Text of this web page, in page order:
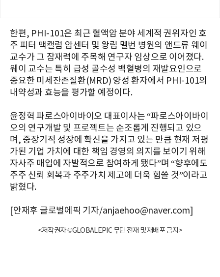
한편, PHI-101은 최근 혈액암 분야 세계적 권위자인 호
주 피터 맥캘럼 암센터 및 왕립 멜번 병원의 앤드류 웨이
교수가 그 잠재력에 주목해 연구자 임상으로 이어졌다.
웨이 교수는 특히 급성 골수성 백혈병의 재발요인으로
중요한 미세잔존질환(MRD) 양성 환자에서 PHI-101의
내약성과 효능을 평가할 예정이다.
윤정혁 파로스아이바이오 대표이사는 “파로스아이바이
오의 연구개발 및 프로젝트는 순조롭게 진행되고 있으
며, 중장기적 성장에 확신을 가지고 있는 만큼 현재 저평
가된 기업 가치에 대한 책임 경영의 의지를 보이기 위해
자사주 매입에 자발적으로 참여하게 됐다”며 “향후에도
주주 신뢰 회복과 주주가치 제고에 더욱 힘쓸 것”이라고
밝혔다.
[안재후 글로벌에픽 기자/anjaehoo@naver.com]
<저작권자 ©GLOBALEPIC 무단 전재 및 재배포 금지>